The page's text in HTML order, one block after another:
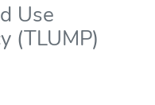
Use
(TLUMP)